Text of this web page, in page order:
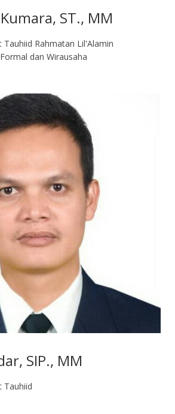
ST., MM
Tauhiid Rahmatan Lil'Alamin
dan Wirausaha
SIP., MM
Tauhiid